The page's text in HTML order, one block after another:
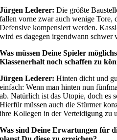
Jürgen Lederer: Die größte
fallen vorne zwar auch wenige Tore,
Defensive kompensiert werden.
wird es dagegen irgendwann schwer
Was müssen Deine Spieler
Klassenerhalt noch schaffen zu
Jürgen Lederer: Hinten dicht und
einfach: Wenn man hinten nun
ab. Natürlich ist das Utopie, doch es
Hierfür müssen auch die Stürmer
ihre Kollegen in der Verteidigung zu
Was sind Deine Erwartungen für